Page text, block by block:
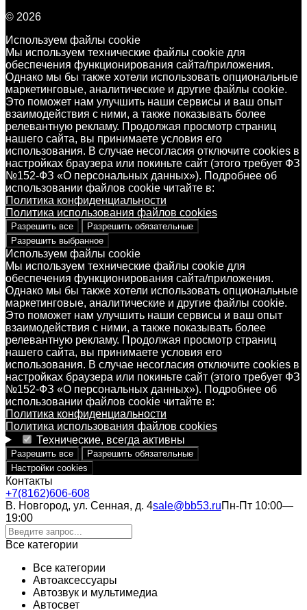
© 2026
Используем файлы cookie
Мы используем технические файлы cookie для
обеспечения функционирования сайта/приложения.
Однако мы бы также хотели использовать опциональные
маркетинговые, аналитические и другие файлы cookie.
Это поможет нам улучшить наши сервисы и ваш опыт
взаимодействия с ними, а также показывать более
релевантную рекламу. Продолжая просмотр страниц
нашего сайта, вы принимаете условия его
использования. В случае несогласия отключите cookies в
настройках браузера или покиньте сайт (этого требует ФЗ
№152-ФЗ «О персональных данных»). Подробнее об
использовании файлов cookie читайте в:
Политика конфиденциальности
Политика использования файлов cookies
Разрешить все
Разрешить обязательные
Разрешить выбранное
Используем файлы cookie
Мы используем технические файлы cookie для
обеспечения функционирования сайта/приложения.
Однако мы бы также хотели использовать опциональные
маркетинговые, аналитические и другие файлы cookie.
Это поможет нам улучшить наши сервисы и ваш опыт
взаимодействия с ними, а также показывать более
релевантную рекламу. Продолжая просмотр страниц
нашего сайта, вы принимаете условия его
использования. В случае несогласия отключите cookies в
настройках браузера или покиньте сайт (этого требует ФЗ
№152-ФЗ «О персональных данных»). Подробнее об
использовании файлов cookie читайте в:
Политика конфиденциальности
Политика использования файлов cookies
Технические, всегда активны
Разрешить все
Разрешить обязательные
Настройки cookies
Контакты
+7(8162)606-608
В. Новгород, ул. Сенная, д. 4sale@bb53.ruПн-Пт 10:00—
19:00
Все категории
Все категории
Автоаксессуары
Автозвук и мультимедиа
Автосвет